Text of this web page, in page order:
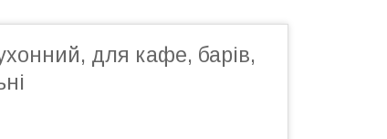
для кафе, барів,